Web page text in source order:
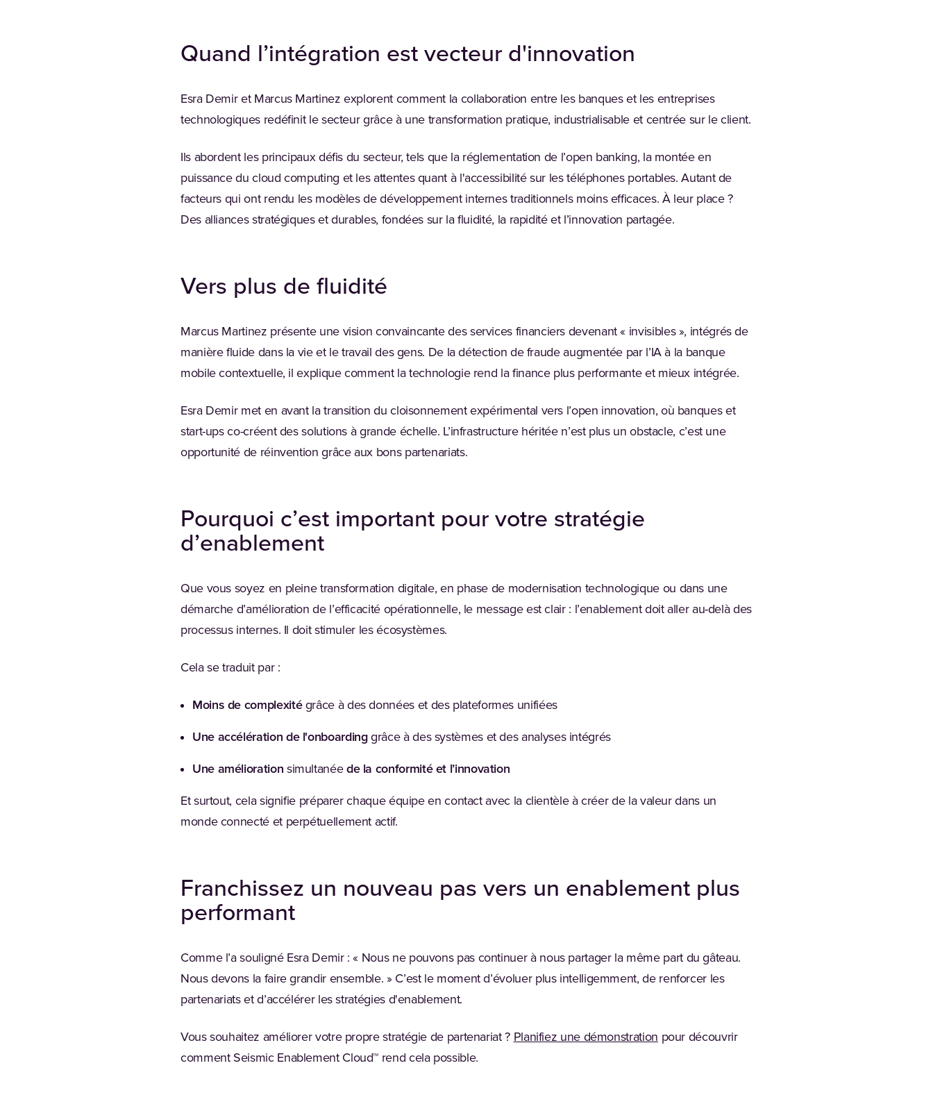
Quand l’intégration est vecteur d'innovation
Esra Demir et Marcus Martinez explorent comment la collaboration entre les banques et les entreprises
technologiques redéfinit le secteur grâce à une transformation pratique, industrialisable et centrée sur le client.
Ils abordent les principaux défis du secteur, tels que la réglementation de l’open banking, la montée en
puissance du cloud computing et les attentes quant à l'accessibilité sur les téléphones portables. Autant de
facteurs qui ont rendu les modèles de développement internes traditionnels moins efficaces. À leur place ?
Des alliances stratégiques et durables, fondées sur la fluidité, la rapidité et l’innovation partagée.
Vers plus de fluidité
Marcus Martinez présente une vision convaincante des services financiers devenant « invisibles », intégrés de
manière fluide dans la vie et le travail des gens. De la détection de fraude augmentée par l’IA à la banque
mobile contextuelle, il explique comment la technologie rend la finance plus performante et mieux intégrée.
Esra Demir met en avant la transition du cloisonnement expérimental vers l’open innovation, où banques et
start-ups co-créent des solutions à grande échelle. L’infrastructure héritée n’est plus un obstacle, c’est une
opportunité de réinvention grâce aux bons partenariats.
Pourquoi c’est important pour votre stratégie
d’enablement
Que vous soyez en pleine transformation digitale, en phase de modernisation technologique ou dans une
démarche d’amélioration de l’efficacité opérationnelle, le message est clair : l’enablement doit aller au-delà des
processus internes. Il doit stimuler les écosystèmes.
Cela se traduit par :
Moins de complexitégrâce à des données et des plateformes unifiées
Une accélération de l'onboardinggrâce à des systèmes et des analyses intégrés
Une amélioration simultanéede la conformité et l’innovation
Et surtout, cela signifie préparer chaque équipe en contact avec la clientèle à créer de la valeur dans un
monde connecté et perpétuellement actif.
Franchissez un nouveau pas vers un enablement plus
performant
Comme l’a souligné Esra Demir : « Nous ne pouvons pas continuer à nous partager la même part du gâteau.
Nous devons la faire grandir ensemble. » C’est le moment d’évoluer plus intelligemment, de renforcer les
partenariats et d’accélérer les stratégies d'enablement.
Vous souhaitez améliorer votre propre stratégie de partenariat ? Planifiez une démonstration pour découvrir
comment Seismic Enablement Cloud™ rend cela possible.